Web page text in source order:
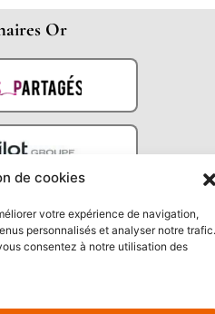
de cookies
votre expérience de navigation,
personnalisés et analyser notre trafic.
consentez à notre utilisation des
Or